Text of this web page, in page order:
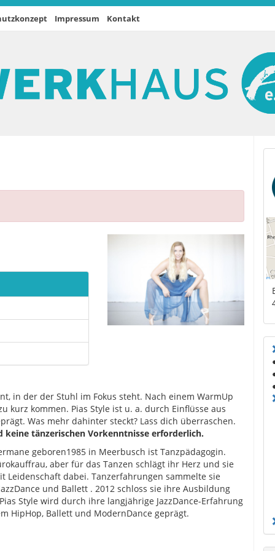
Impressum Kontakt
in der der Stuhl im Fokus steht. Nach einem WarmUp
kurz kommen. Pias Style ist u. a. durch Einflüsse aus
Was mehr dahinter steckt? Lass dich überraschen.
keine tänzerischen Vorkenntnisse erforderlich.
geboren1985 in Meerbusch ist Tanzpädagogin.
aber für das Tanzen schlägt ihr Herz und sie
Leidenschaft dabei. Tanzerfahrungen sammelte sie
und Ballett . 2012 schloss sie ihre Ausbildung
Style wird durch ihre langjährige JazzDance-Erfahrung
HipHop, Ballett und ModernDance geprägt.